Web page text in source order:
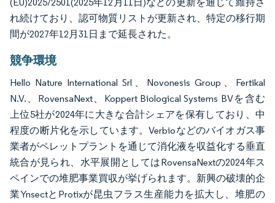
れ続けており、認可物質リストが更新され、特定の移行期
間が2027年12月31日まで延長された。
競争環境
Hello Nature International Srl、Novonesis Group、Fertikal
N.V.、RovensaNext、Koppert Biological Systems BVを含む
上位5社が2024年に大きな合計シェアを保有しており、中
程度の断片化を示しています。Verbioなどのバイオガス事
業者がペレットプラントを通じて消化液を収益化する垂直
統合が見られ、水平展開としてはRovensaNextの2024年ス
ペインでの堆肥事業買収が挙げられます。新興の破壊的企
業YnsectとProtixが昆虫フラス生産能力を拡大し、堆肥の